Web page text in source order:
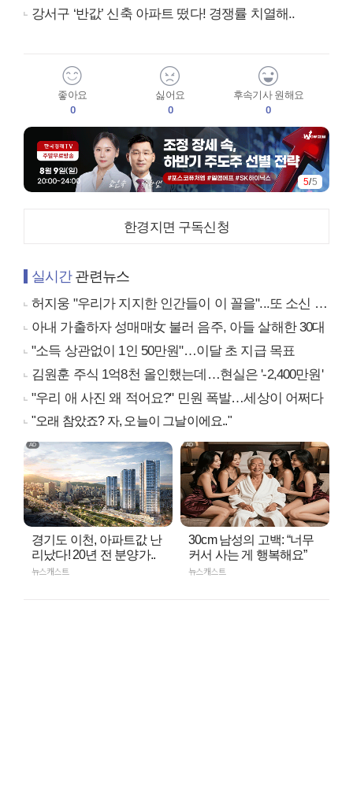
강서구 ‘반값’ 신축 아파트 떴다! 경쟁률 치열해..
좋아요
0
싫어요
0
후속기사 원해요
0
5/5
한경지면 구독신청
실시간관련뉴스
허지웅 "우리가 지지한 인간들이 이 꼴을"...또 소신 발언
아내 가출하자 성매매女 불러 음주, 아들 살해한 30대
"소득 상관없이 1인 50만원"…이달 초 지급 목표
김원훈 주식 1억8천 올인했는데…현실은 '-2,400만원'
"우리 애 사진 왜 적어요?" 민원 폭발…세상이 어쩌다
"오래 참았죠? 자, 오늘이 그날이에요.."
경기도 이천, 아파트값 난
리났다! 20년 전 분양가..
뉴스캐스트
30cm 남성의 고백: “너무
커서 사는 게 행복해요”
뉴스캐스트